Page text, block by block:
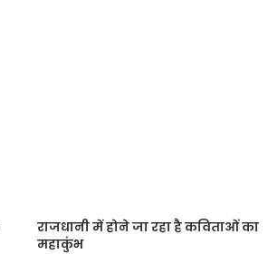
राजधानी में होने जा रहा है कविताओं का
महाकुंभ